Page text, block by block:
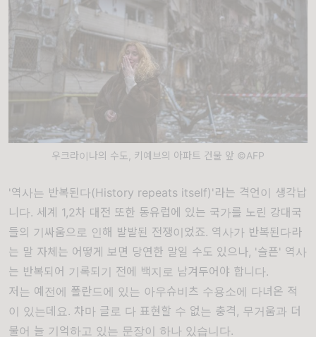
우크라이나의 수도, 키예브의 아파트 건물 앞 ©AFP
'역사는 반복된다(History repeats itself)'라는 격언이 생각납
니다. 세계 1,2차 대전 또한 동유럽에 있는 국가를 노린 강대국
들의 기싸움으로 인해 발발된 전쟁이었죠. 역사가 반복된다라
는 말 자체는 어떻게 보면 당연한 말일 수도 있으나, '슬픈' 역사
는 반복되어 기록되기 전에 백지로 남겨두어야 합니다.
저는 예전에 폴란드에 있는 아우슈비츠 수용소에 다녀온 적
이 있는데요. 차마 글로 다 표현할 수 없는 충격, 무거움과 더
불어 늘 기억하고 있는 문장이 하나 있습니다.